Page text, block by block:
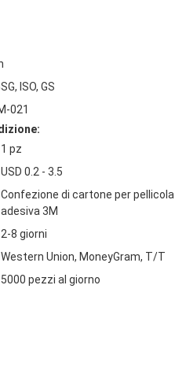
ISO, GS
021
1 pz
USD 0.2 - 3.5
Confezione di cartone per pellicola
adesiva 3M
2-8 giorni
Western Union, MoneyGram, T/T
5000 pezzi al giorno